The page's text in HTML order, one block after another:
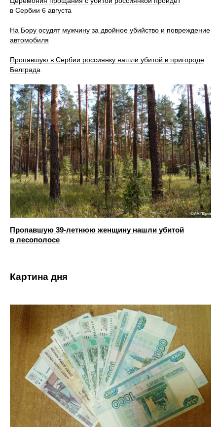
в Сербии 6 августа
На Бору осудят мужчину за двойное убийство и повреждение
автомобиля
Пропавшую в Сербии россиянку нашли убитой в пригороде
Белграда
Пропавшую 39-летнюю женщину нашли убитой
в лесополосе
Картина дня